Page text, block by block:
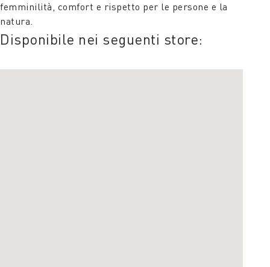
femminilità, comfort e rispetto per le persone e la
natura.
Disponibile nei seguenti store: